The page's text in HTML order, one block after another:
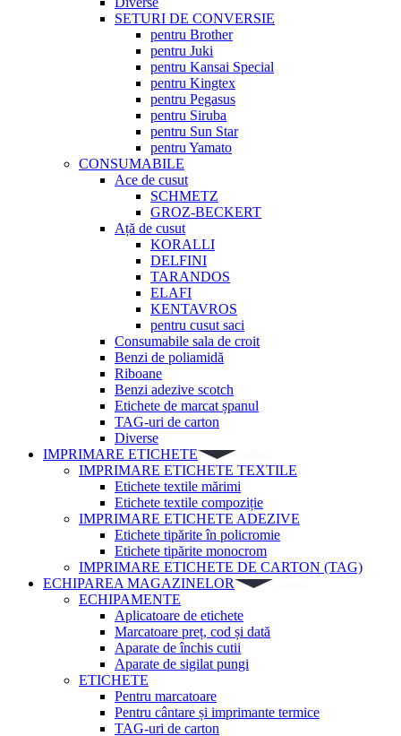
SETURI DE CONVERSIE
pentru Brother
pentru Juki
pentru Kansai Special
pentru Kingtex
pentru Pegasus
pentru Siruba
pentru Sun Star
pentru Yamato
CONSUMABILE
Ace de cusut
SCHMETZ
GROZ-BECKERT
Ață de cusut
KORALLI
DELFINI
TARANDOS
ELAFI
KENTAVROS
pentru cusut saci
Consumabile sala de croit
Benzi de poliamidă
Riboane
Benzi adezive scotch
Etichete de marcat șpanul
TAG-uri de carton
Diverse
IMPRIMARE ETICHETE
IMPRIMARE ETICHETE TEXTILE
Etichete textile mărimi
Etichete textile compoziție
IMPRIMARE ETICHETE ADEZIVE
Etichete tipărite în policromie
Etichete tipărite monocrom
IMPRIMARE ETICHETE DE CARTON (TAG)
ECHIPAREA MAGAZINELOR
ECHIPAMENTE
Aplicatoare de etichete
Marcatoare preț, cod și dată
Aparate de închis cutii
Aparate de sigilat pungi
ETICHETE
Pentru marcatoare
Pentru cântare și imprimante termice
TAG-uri de carton